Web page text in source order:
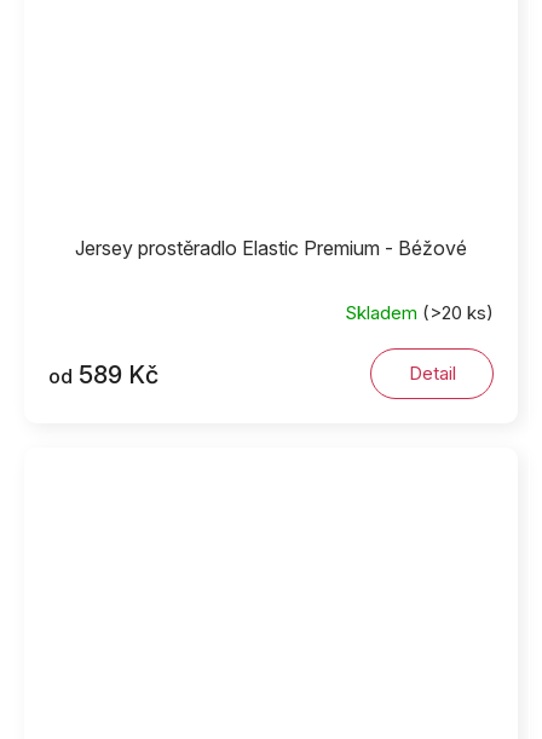
Jersey prostěradlo Elastic Premium - Béžové
Skladem (>20 ks)
od 589 Kč Detail